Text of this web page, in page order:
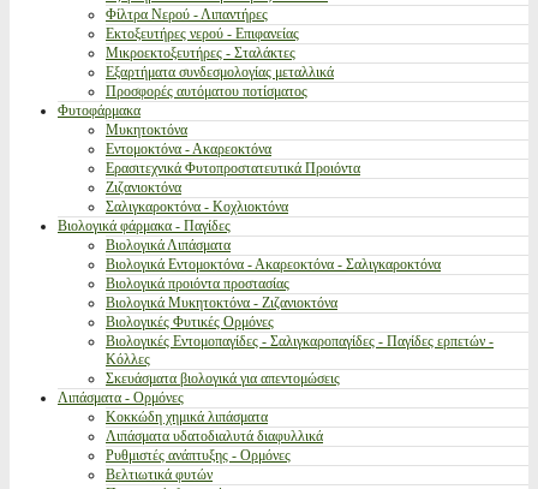
Φίλτρα Νερού - Λιπαντήρες
Εκτοξευτήρες νερού - Επιφανείας
Μικροεκτοξευτήρες - Σταλάκτες
Εξαρτήματα συνδεσμολογίας μεταλλικά
Προσφορές αυτόματου ποτίσματος
Φυτοφάρμακα
Μυκητοκτόνα
Εντομοκτόνα - Ακαρεοκτόνα
Ερασιτεχνικά Φυτοπροστατευτικά Προιόντα
Ζιζανιοκτόνα
Σαλιγκαροκτόνα - Κοχλιοκτόνα
Βιολογικά φάρμακα - Παγίδες
Βιολογικά Λιπάσματα
Βιολογικά Εντομοκτόνα - Ακαρεοκτόνα - Σαλιγκαροκτόνα
Βιολογικά προιόντα προστασίας
Βιολογικά Μυκητοκτόνα - Ζιζανιοκτόνα
Βιολογικές Φυτικές Ορμόνες
Βιολογικές Εντομοπαγίδες - Σαλιγκαροπαγίδες - Παγίδες ερπετών -
Κόλλες
Σκευάσματα βιολογικά για απεντομώσεις
Λιπάσματα - Ορμόνες
Κοκκώδη χημικά λιπάσματα
Λιπάσματα υδατοδιαλυτά διαφυλλικά
Ρυθμιστές ανάπτυξης - Ορμόνες
Βελτιωτικά φυτών